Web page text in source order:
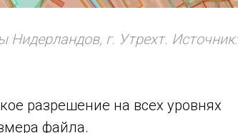
Нидерландов, г. Утрехт. Источник:
разрешение на всех уровнях
файла.